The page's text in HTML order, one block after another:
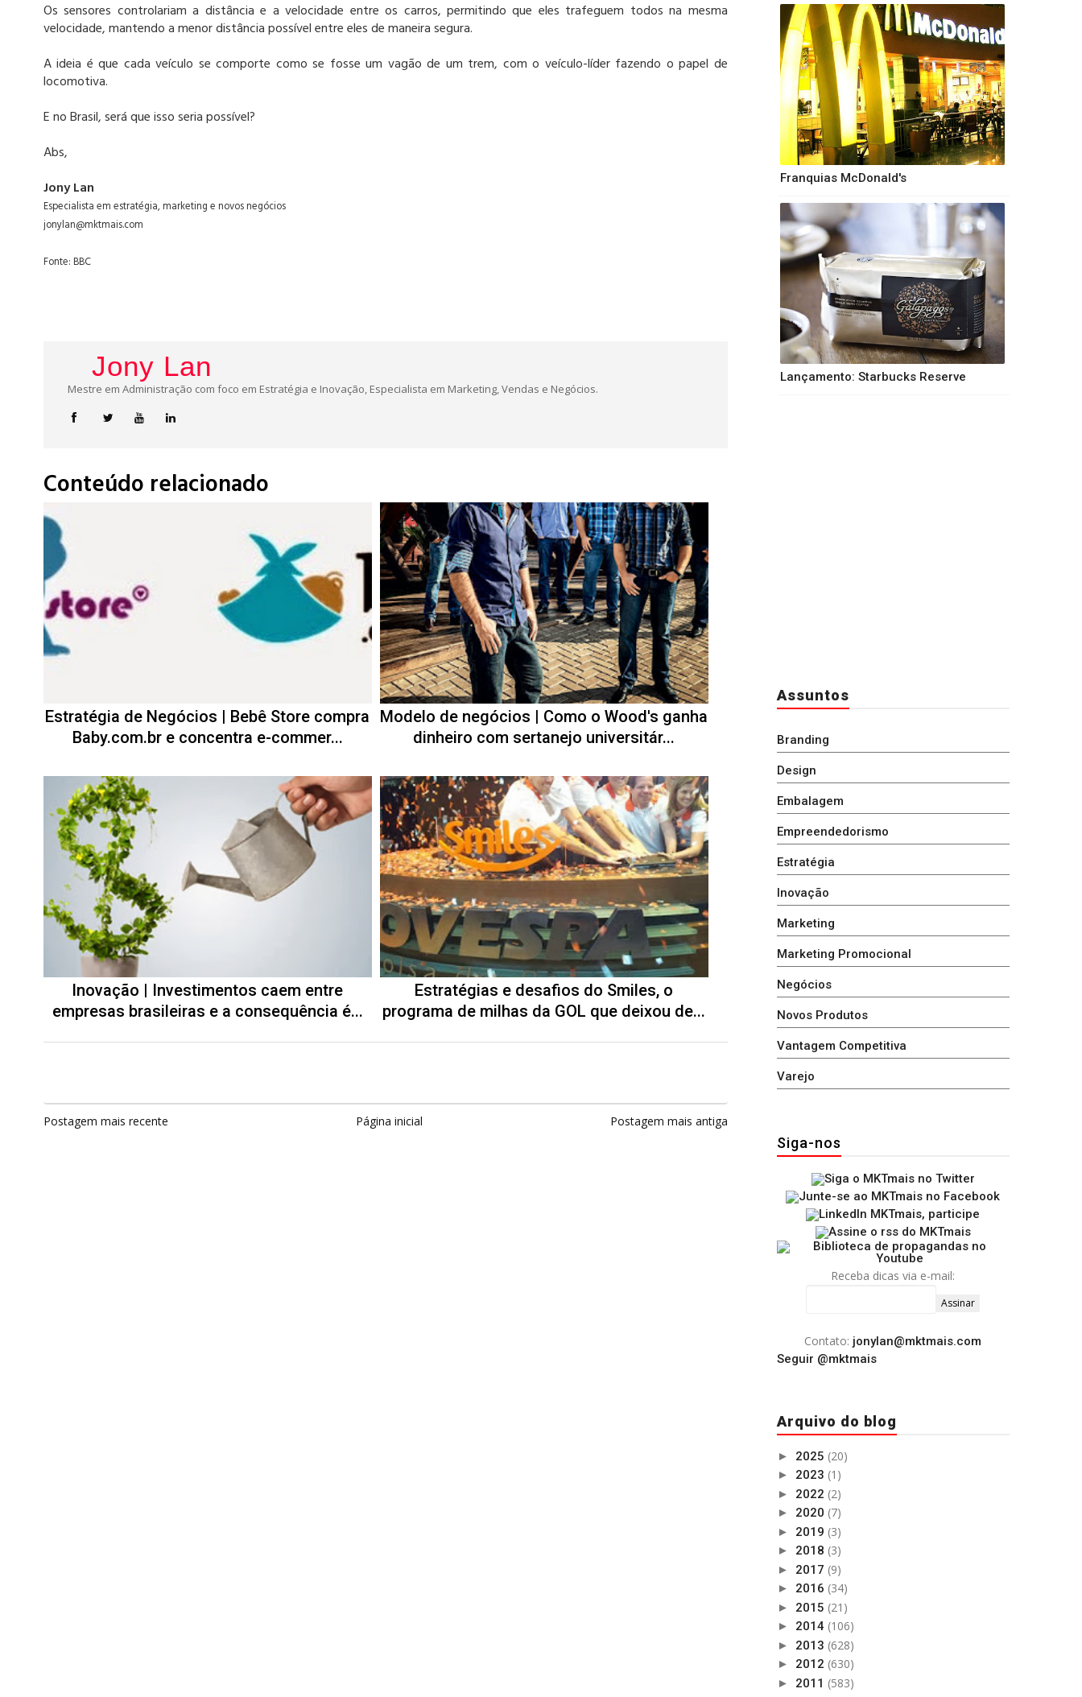
Os sensores controlariam a distância e a velocidade entre os carros, permitindo que eles trafeguem todos na mesma
velocidade, mantendo a menor distância possível entre eles de maneira segura.
A ideia é que cada veículo se comporte como se fosse um vagão de um trem, com o veículo-líder fazendo o papel de
locomotiva.
E no Brasil, será que isso seria possível?
Abs,
Jony Lan
Especialista em estratégia, marketing e novos negócios
jonylan@mktmais.com
Fonte: BBC
Jony Lan
Mestre em Administração com foco em Estratégia e Inovação, Especialista em Marketing, Vendas e Negócios.
Conteúdo relacionado
Estratégia de Negócios | Bebê Store compra
Baby.com.br e concentra e-commer...
Modelo de negócios | Como o Wood's ganha
dinheiro com sertanejo universitár...
Inovação | Investimentos caem entre
empresas brasileiras e a consequência é...
Estratégias e desafios do Smiles, o
programa de milhas da GOL que deixou de...
Postagem mais recente Página inicial Postagem mais antiga
Franquias McDonald's
Lançamento: Starbucks Reserve
Assuntos
Branding
Design
Embalagem
Empreendedorismo
Estratégia
Inovação
Marketing
Marketing Promocional
Negócios
Novos Produtos
Vantagem Competitiva
Varejo
Siga-nos
Receba dicas via e-mail:
Contato: jonylan@mktmais.com
Seguir @mktmais
Arquivo do blog
► 2025 (20)
► 2023 (1)
► 2022 (2)
► 2020 (7)
► 2019 (3)
► 2018 (3)
► 2017 (9)
► 2016 (34)
► 2015 (21)
► 2014 (106)
► 2013 (628)
► 2012 (630)
► 2011 (583)